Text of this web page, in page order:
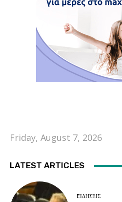
Friday, August 7, 2026
LATEST ARTICLES
EΙΔΗΣΕΙΣ